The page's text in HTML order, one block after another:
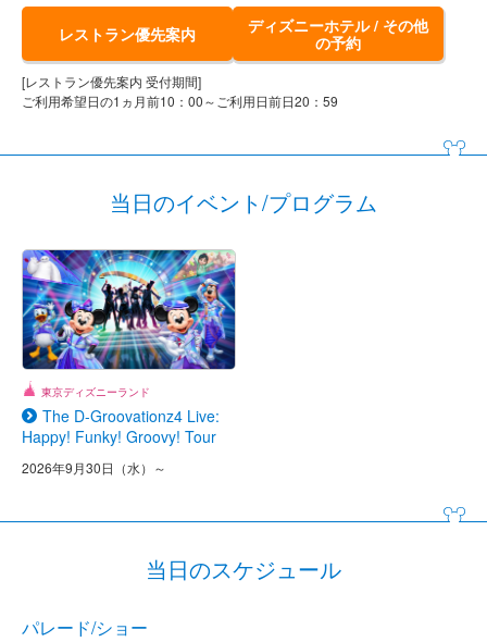
レストラン優先案内
ディズニーホテル / その他
の予約
[レストラン優先案内 受付期間]
ご利用希望日の1ヵ月前10：00～ご利用日前日20：59
当日のイベント/プログラム
東京ディズニーランド
The D-Groovationz4 Live:
Happy! Funky! Groovy! Tour
2026年9月30日（水）～
当日のスケジュール
パレード/ショー